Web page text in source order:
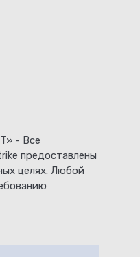
- Все
предоставлены
целях. Любой